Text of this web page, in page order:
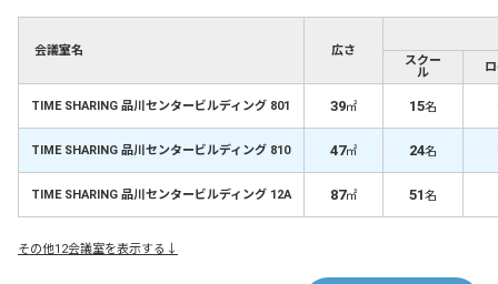
会議室名 広さ
スクー
ル
TIME SHARING 品川センタービルディング 801 39㎡ 15名
TIME SHARING 品川センタービルディング 810 47㎡ 24名
TIME SHARING 品川センタービルディング 12A 87㎡ 51名
その他12会議室を表示する↓